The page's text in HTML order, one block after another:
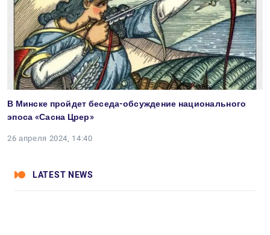
В Минске пройдет беседа-обсуждение национального
эпоса «Сасна Црер»
26 апреля 2024, 14:40
LATEST NEWS